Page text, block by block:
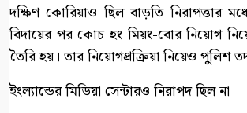
দক্ষিণ কোরিয়াও ছিল বাড়তি নিরাপত্তার
বিদায়ের পর কোচ হং মিয়ং-বোর নিয়োগ
তৈরি হয়। তার নিয়োগপ্রক্রিয়া নিয়েও পুলিশ
ইংল্যান্ডের মিডিয়া সেন্টারও নিরাপদ ছিল না